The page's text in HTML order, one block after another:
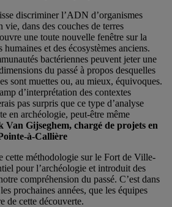
discriminer l’ADN d’organismes
vie, dans des couches de terres
une toute nouvelle fenêtre sur la
humaines et des écosystèmes anciens.
bactériennes peuvent jeter une
du passé à propos desquelles
sont muettes ou, au mieux, équivoques.
d’interprétation des contextes
pas surpris que ce type d’analyse
en archéologie, peut-être même
Van Gijseghem, chargé de projets en
à-Callière
cette méthodologie sur le Fort de Ville-
pour l’archéologie et introduit des
compréhension du passé. C’est dans
prochaines années, que les équipes
de cette découverte.